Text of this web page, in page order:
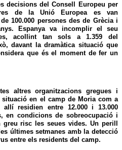
decisions del Consell Europeu per
de la Unió Europea es van
100.000 persones des de Grècia i
Espanya va incomplir el seu
acollint tan sols a 1.359 del
davant la dramàtica situació que
que és el moment de fer un
altres organitzacions gregues i
situació en el camp de Moria com a
residien entre 12.000 i 13.000
en condicions de sobreocupació i
greu risc les seues vides. Un perill
últimes setmanes amb la detecció
entre els residents del camp.